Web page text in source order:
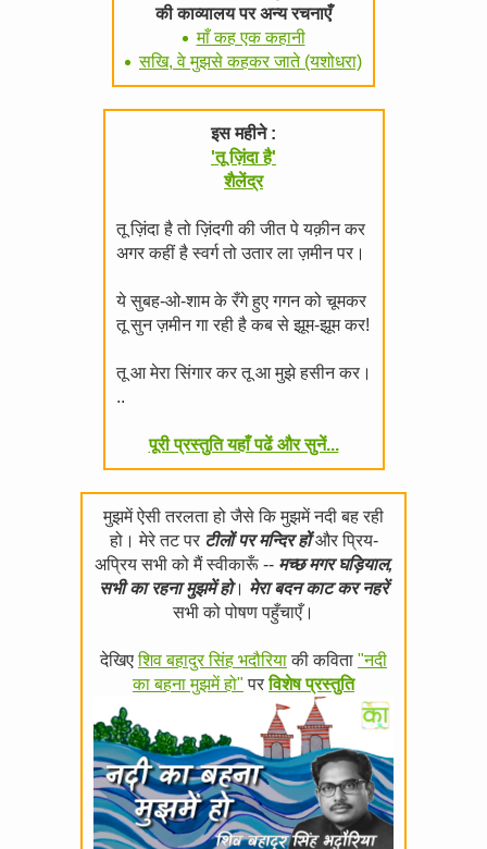
की काव्यालय पर अन्य रचनाएँ
माँ कह एक कहानी
सखि, वे मुझसे कहकर जाते (यशोधरा)
इस महीने :
'तू ज़िंदा है'
शैलेंद्र
तू ज़िंदा है तो ज़िंदगी की जीत पे यक़ीन कर
अगर कहीं है स्वर्ग तो उतार ला ज़मीन पर।
ये सुबह-ओ-शाम के रँगे हुए गगन को चूमकर
तू सुन ज़मीन गा रही है कब से झूम-झूम कर!
तू आ मेरा सिंगार कर तू आ मुझे हसीन कर।
..
पूरी प्रस्तुति यहाँ पढें और सुनें...
मुझमें ऐसी तरलता हो जैसे कि मुझमें नदी बह रही
हो। मेरे तट पर टीलों पर मन्दिर होंऔर प्रिय-
अप्रिय सभी को मैं स्वीकारूँ -- मच्छ मगर घड़ियाल,
सभी का रहना मुझमें हो। मेरा बदन काट कर नहरें
सभी को पोषण पहुँचाएँ।
देखिएशिव बहादुर सिंह भदौरियाकी कविता "नदी
का बहना मुझमें हो" परविशेष प्रस्तुति